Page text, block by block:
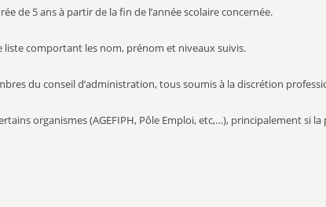
de 5 ans à partir de la fin de l’année scolaire concernée.
liste comportant les nom, prénom et niveaux suivis.
du conseil d’administration, tous soumis à la discrétion
organismes (AGEFIPH, Pôle Emploi, etc,…), principalement si